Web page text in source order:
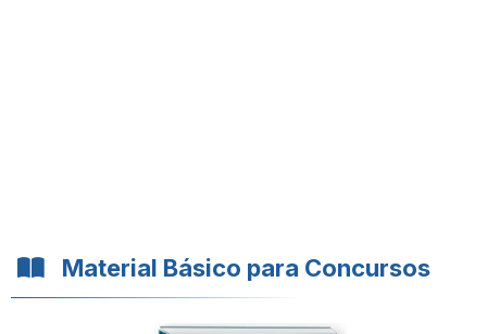
Material Básico para Concursos